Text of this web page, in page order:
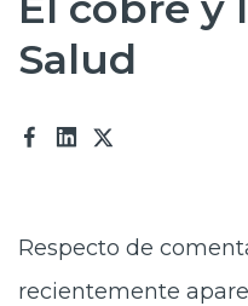
Nosotros
Salud
Respecto de
recientemente